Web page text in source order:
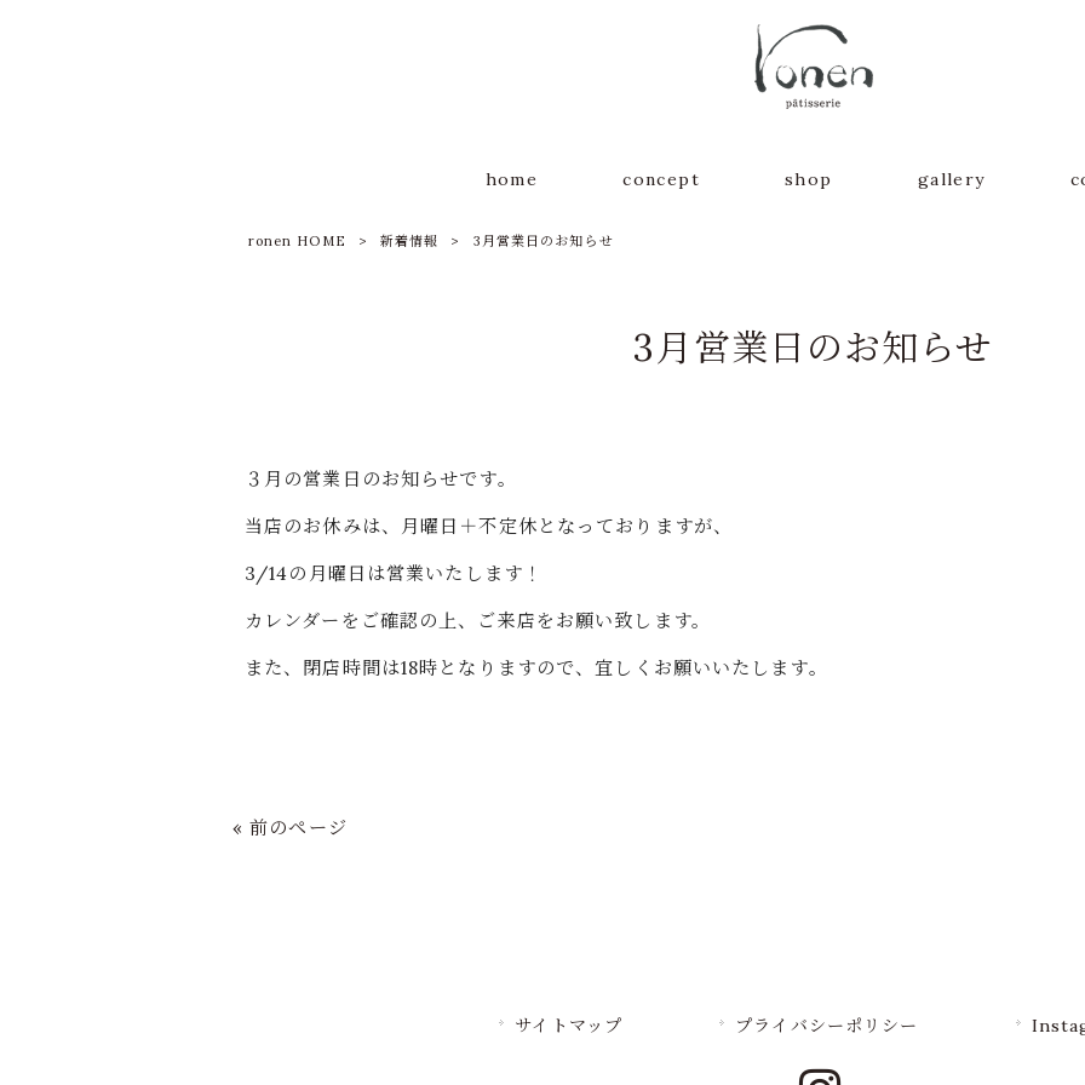
home concept shop gallery
ronen HOME > 新着情報 > 3月営業日のお知らせ
3月営業日のお知らせ
３月の営業日のお知らせです。
当店のお休みは、月曜日＋不定休となっておりますが、
3/14の月曜日は営業いたします！
カレンダーをご確認の上、ご来店をお願い致します。
また、閉店時間は18時となりますので、宜しくお願いいたします。
« 前のページ
サイトマップ プライバシーポリシー